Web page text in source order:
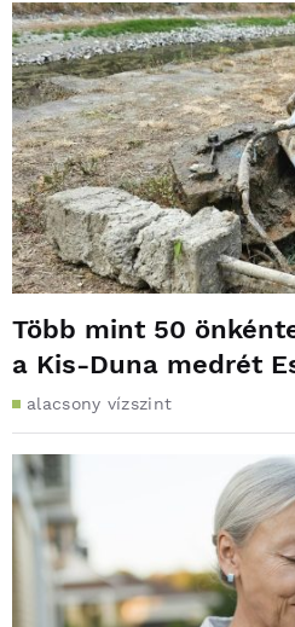
Több mint 50
a Kis-Duna medrét
alacsony vízszint